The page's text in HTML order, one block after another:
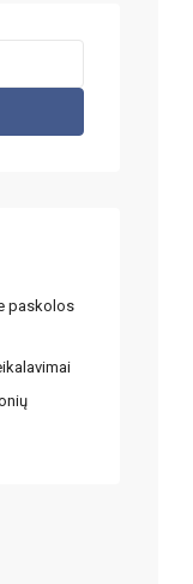
paskolos